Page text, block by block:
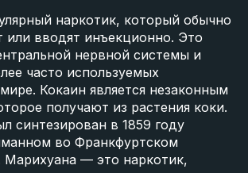
наркотик, который обычно
или вводят инъекционно. Это
нервной системы и
часто используемых
Кокаин является незаконным
получают из растения коки.
синтезирован в 1859 году
во Франкфуртском
Марихуана — это наркотик,